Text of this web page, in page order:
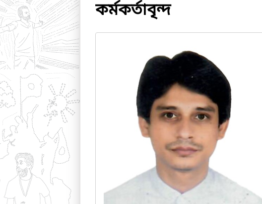
কর্মকর্তাবৃন্দ